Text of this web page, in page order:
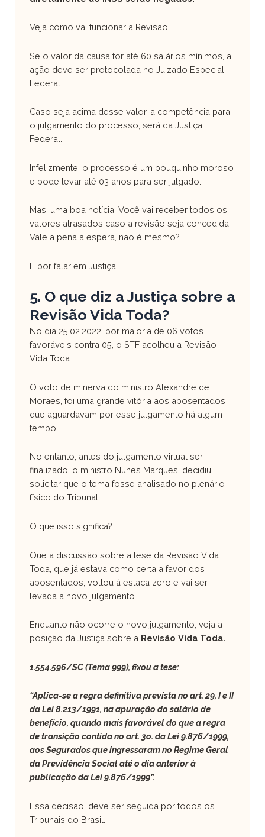
Veja como vai funcionar a Revisão.
Se o valor da causa for até 60 salários mínimos, a
ação deve ser protocolada no Juizado Especial
Federal.
Caso seja acima desse valor, a competência para
o julgamento do processo, será da Justiça
Federal.
Infelizmente, o processo é um pouquinho moroso
e pode levar até 03 anos para ser julgado.
Mas, uma boa notícia. Você vai receber todos os
valores atrasados caso a revisão seja concedida.
Vale a pena a espera, não é mesmo?
E por falar em Justiça…
5. O que diz a Justiça sobre a
Revisão Vida Toda?
No dia 25.02.2022, por maioria de 06 votos
favoráveis contra 05, o STF acolheu a Revisão
Vida Toda.
O voto de minerva do ministro Alexandre de
Moraes, foi uma grande vitória aos aposentados
que aguardavam por esse julgamento há algum
tempo.
No entanto, antes do julgamento virtual ser
finalizado, o ministro Nunes Marques, decidiu
solicitar que o tema fosse analisado no plenário
físico do Tribunal.
O que isso significa?
Que a discussão sobre a tese da Revisão Vida
Toda, que já estava como certa a favor dos
aposentados, voltou à estaca zero e vai ser
levada a novo julgamento.
Enquanto não ocorre o novo julgamento, veja a
posição da Justiça sobre a Revisão Vida Toda.
1.554.596/SC (Tema 999), fixou a tese:
“Aplica-se a regra definitiva prevista no art. 29, I e II
da Lei 8.213/1991, na apuração do salário de
benefício, quando mais favorável do que a regra
de transição contida no art. 3o. da Lei 9.876/1999,
aos Segurados que ingressaram no Regime Geral
da Previdência Social até o dia anterior à
publicação da Lei 9.876/1999”.
Essa decisão, deve ser seguida por todos os
Tribunais do Brasil.